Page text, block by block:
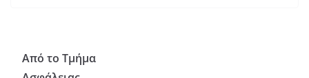
Από το Τμήμα